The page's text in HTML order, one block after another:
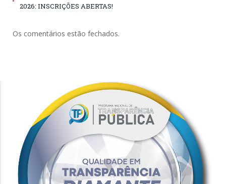
2026: INSCRIÇÕES ABERTAS!
Os comentários estão fechados.